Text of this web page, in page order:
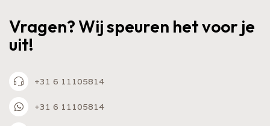
Vragen? Wij speuren het voor je
uit!
+31 6 11105814
+31 6 11105814